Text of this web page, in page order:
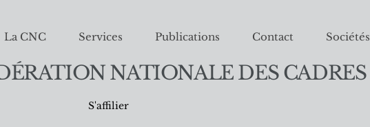
La CNC Services Publications Contact Sociétés
NATIONALE DES CADRES
S'affilier